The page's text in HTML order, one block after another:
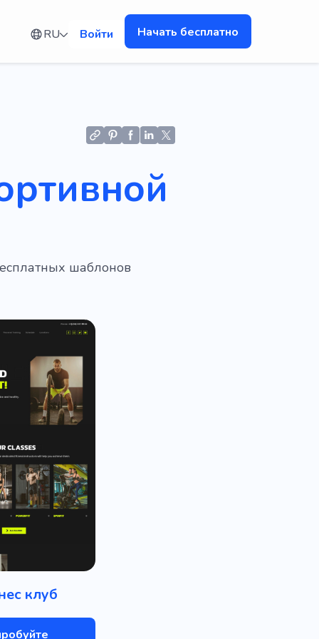
RU Войти Начать бесплатно
шаблонов
клуб